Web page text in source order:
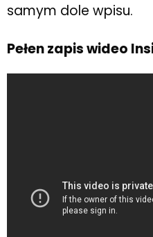
samym dole wpisu.
Pełen zapis wideo